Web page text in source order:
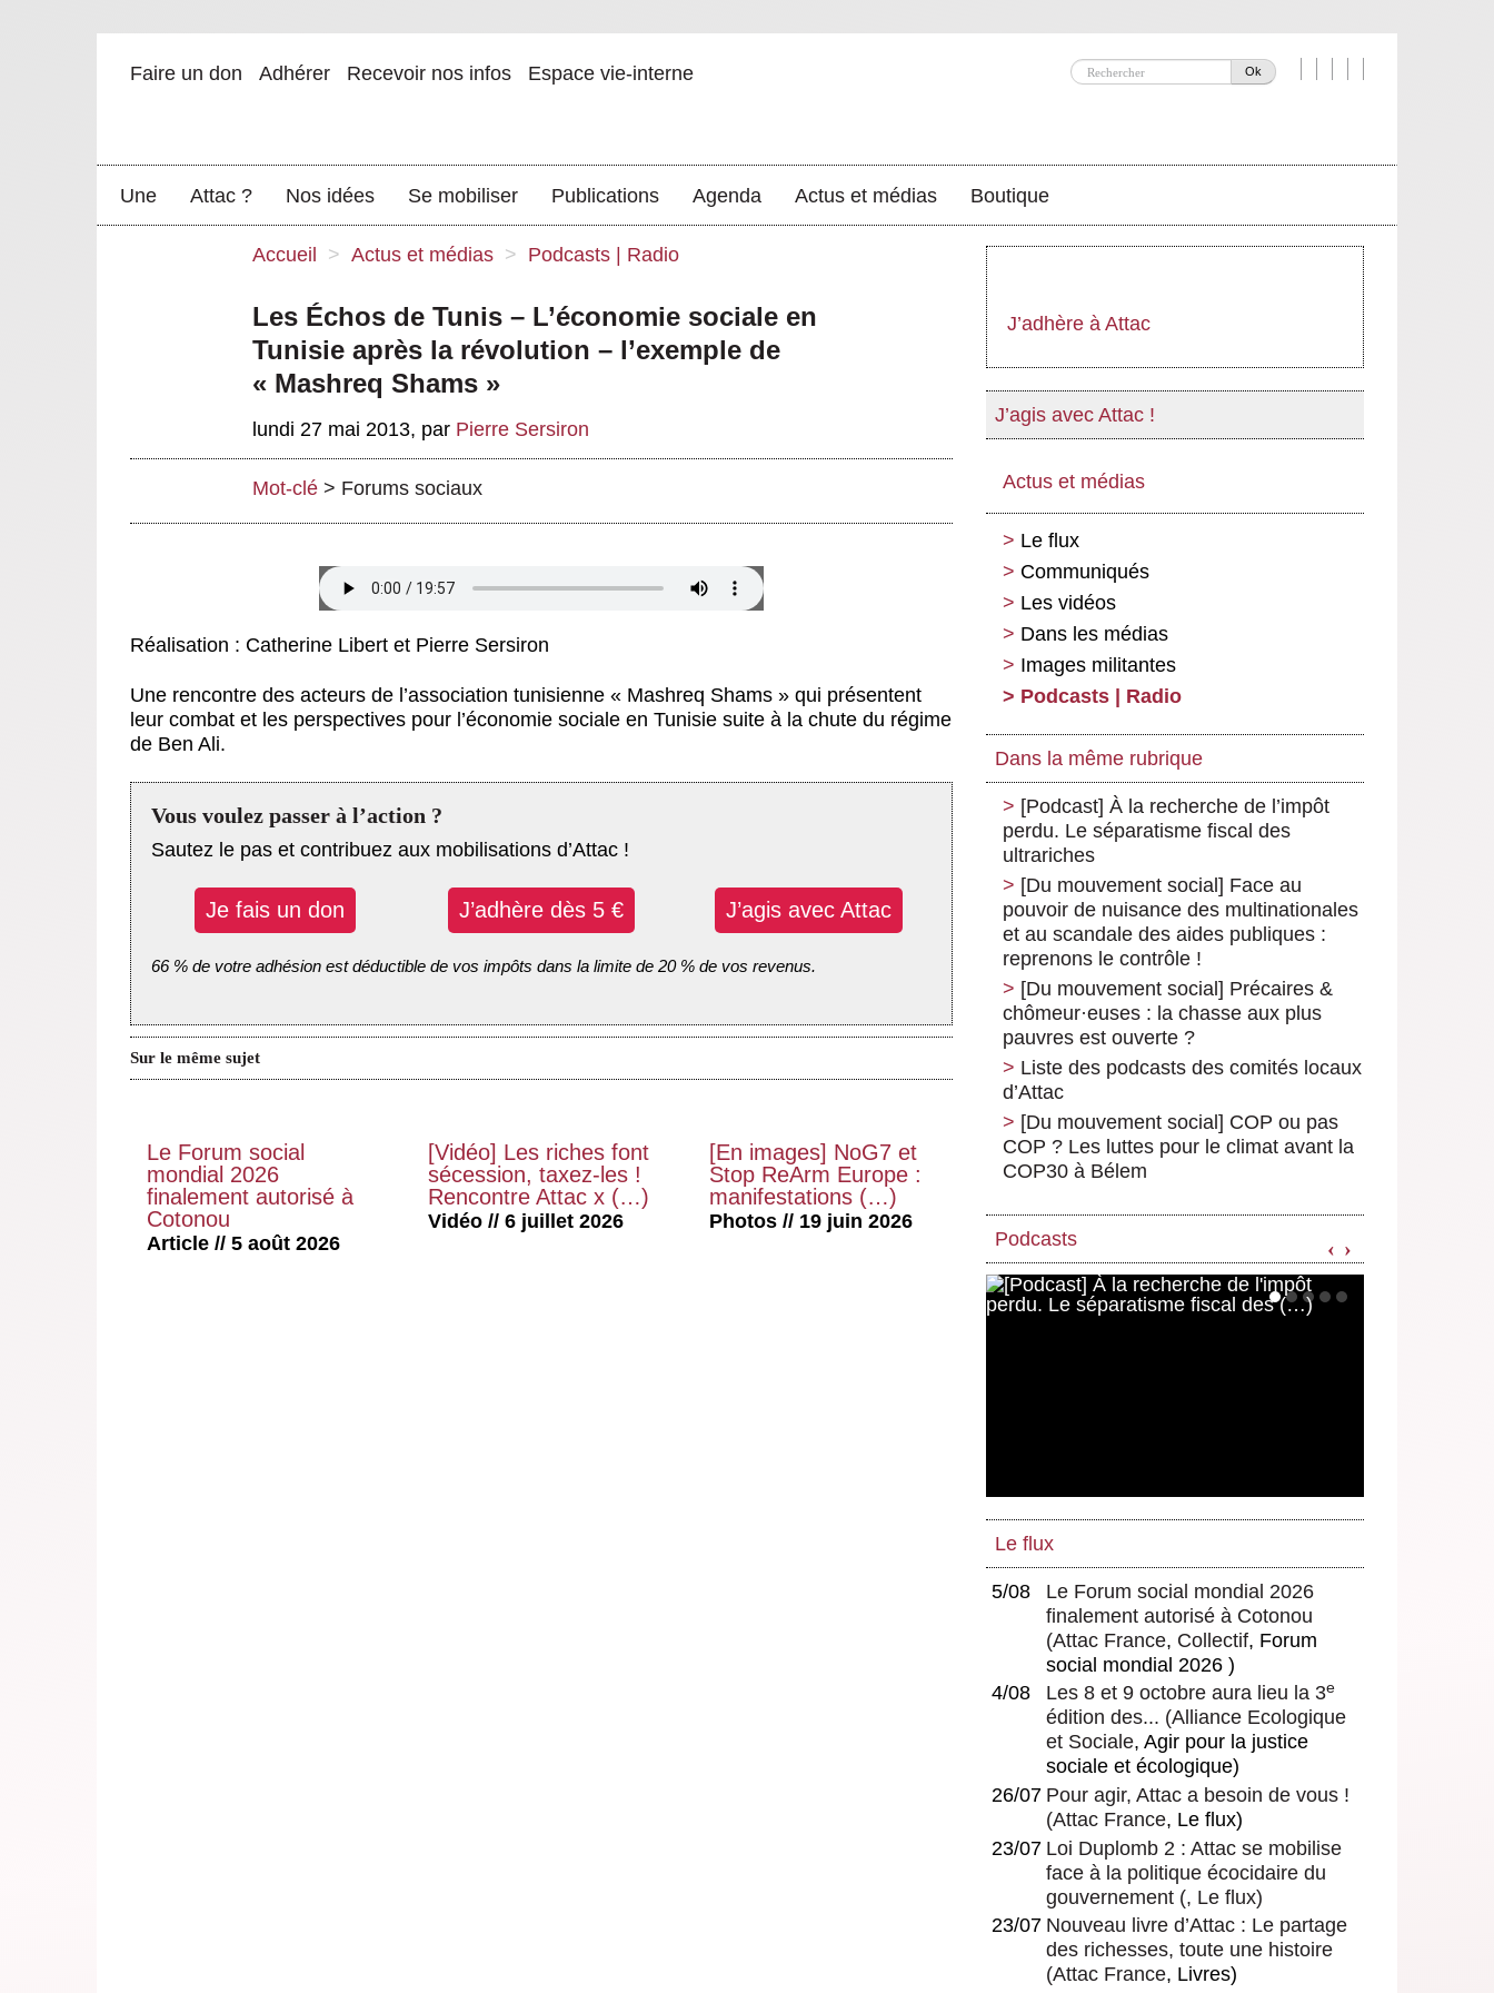
Ok
Faire un don Adhérer Recevoir nos infos Espace vie-interne
Une Attac ? Nos idées Se mobiliser Publications Agenda Actus et médias Boutique
Accueil > Actus et médias > Podcasts | Radio
Les Échos de Tunis – L’économie sociale en
Tunisie après la révolution – l’exemple de
« Mashreq Shams »
lundi 27 mai 2013, par Pierre Sersiron
Mot-clé > Forums sociaux
Catherine Libert et Pierre Sersiron
Réalisation : Catherine Libert et Pierre Sersiron
Une rencontre des acteurs de l’association tunisienne « Mashreq Shams » qui présentent
leur combat et les perspectives pour l’économie sociale en Tunisie suite à la chute du régime
de Ben Ali.
Vous voulez passer à l’action ?
Sautez le pas et contribuez aux mobilisations d’Attac !
Je fais un don J’adhère dès 5 € J’agis avec Attac
66 % de votre adhésion est déductible de vos impôts dans la limite de 20 % de vos revenus.
Sur le même sujet
Le Forum social
mondial 2026
finalement autorisé à
Cotonou
Article // 5 août 2026
[Vidéo] Les riches font
sécession, taxez-les !
Rencontre Attac x (…)
Vidéo // 6 juillet 2026
[En images] NoG7 et
Stop ReArm Europe :
manifestations (…)
Photos // 19 juin 2026
J’adhère à Attac
J’agis avec Attac !
Actus et médias
Le flux
Communiqués
Les vidéos
Dans les médias
Images militantes
Podcasts | Radio
Dans la même rubrique
[Podcast] À la recherche de l’impôt
perdu. Le séparatisme fiscal des
ultrariches
[Du mouvement social] Face au
pouvoir de nuisance des multinationales
et au scandale des aides publiques :
reprenons le contrôle !
[Du mouvement social] Précaires &
chômeur·euses : la chasse aux plus
pauvres est ouverte ?
Liste des podcasts des comités locaux
d’Attac
[Du mouvement social] COP ou pas
COP ? Les luttes pour le climat avant la
COP30 à Bélem
Podcasts ‹ ›
Le flux
5/08
Le Forum social mondial 2026
finalement autorisé à Cotonou
(Attac France, Collectif, Forum
social mondial 2026 )
4/08
Les 8 et 9 octobre aura lieu la 3e
édition des... (Alliance Ecologique
et Sociale, Agir pour la justice
sociale et écologique)
26/07 Pour agir, Attac a besoin de vous !
(Attac France, Le flux)
23/07 Loi Duplomb 2 : Attac se mobilise
face à la politique écocidaire du
gouvernement (, Le flux)
23/07 Nouveau livre d’Attac : Le partage
des richesses, toute une histoire
(Attac France, Livres)